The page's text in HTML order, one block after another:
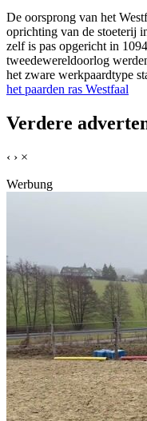
De oorsprong van het
oprichting van de stoeterij
zelf is pas opgericht in
tweedewereldoorlog
het zware werkpaardtype
het paarden ras Westfaal
Verdere
‹ › ×
Werbung